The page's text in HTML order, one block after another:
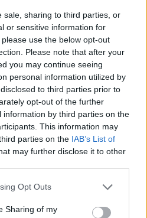
sale, sharing to third parties, or
or sensitive information for
use the below opt-out
Please note that after your
you may continue seeing
personal information utilized by
to third parties prior to
opt-out of the further
by third parties on the
This information may
parties on the IAB’s List of
may further disclose it to other
app uses one or more Google
behaviour. You may click to
Opt Outs
Sharing of my
a pletykás és intrikusan
dramaturgiailag
Ez jelzi, hogy magányos
a szöveg.
Nana című regénye első
Gustav Doré-tervezte
premier (1858)
fejezet a zabolátlan
test kihívó szépségét
operettje a szerelem
can-cannal. Ennek
illedelmes zárdaiskolai